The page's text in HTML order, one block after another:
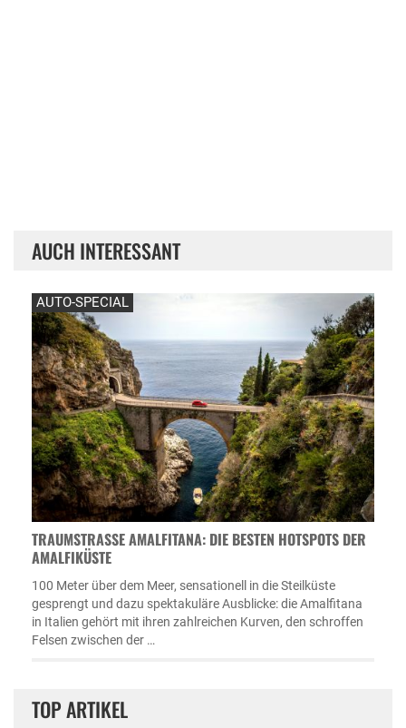
AUCH INTERESSANT
AUTO-SPECIAL
TRAUMSTRASSE AMALFITANA: DIE BESTEN HOTSPOTS DER A
MALFIKÜSTE
100 Meter über dem Meer, sensationell in die Steilküste
gesprengt und dazu spektakuläre Ausblicke: die Amalfitana
in Italien gehört mit ihren zahlreichen Kurven, den schroffen
Felsen zwischen der …
TOP ARTIKEL